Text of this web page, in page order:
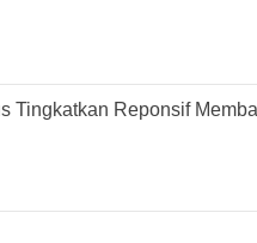
Tingkatkan Reponsif